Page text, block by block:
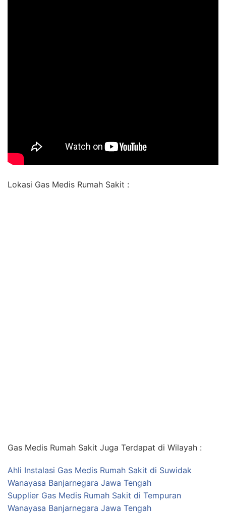
Lokasi Gas Medis Rumah Sakit :
Gas Medis Rumah Sakit Juga Terdapat di Wilayah :
Ahli Instalasi Gas Medis Rumah Sakit di Suwidak
Wanayasa Banjarnegara Jawa Tengah
Supplier Gas Medis Rumah Sakit di Tempuran
Wanayasa Banjarnegara Jawa Tengah